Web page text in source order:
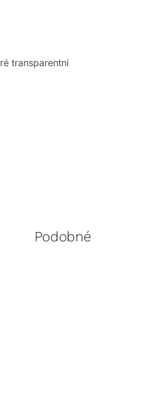
transparentní
Podobné